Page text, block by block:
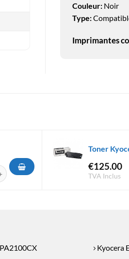
Couleur: Noir
Type:
Imprimantes
Kyocera TK5230K Black
Toner
€125.00
TVA Inclus
Kyocera